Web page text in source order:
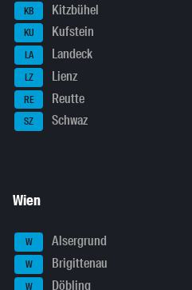
KB Kitzbühel
KU Kufstein
LA Landeck
LZ Lienz
RE Reutte
SZ Schwaz
Wien
W Alsergrund
W Brigittenau
W Döbling